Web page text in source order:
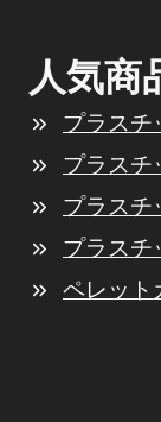
人気商
プラスチ
プラスチ
プラスチ
プラスチ
ペレット